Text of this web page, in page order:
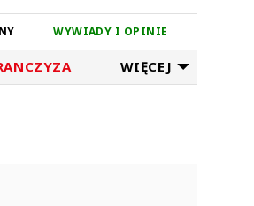
WYWIADY I OPINIE
WIĘCEJ